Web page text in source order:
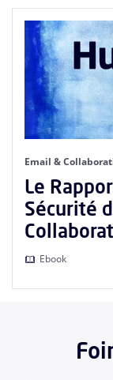
Email &
Le
Sécurité
Ebook